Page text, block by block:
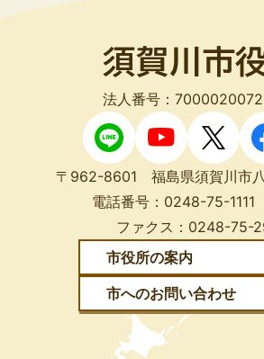
法人番号：
〒962-8601 福島県須賀川市
電話番号： 0248-75-1111
ファクス： 0248-75-
市役所の案内
市へのお問い合わせ